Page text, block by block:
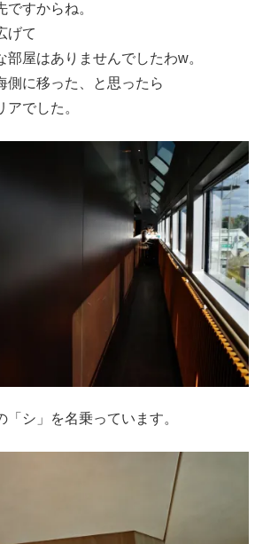
ですからね。
げて
屋はありませんでしたわw。
側に移った、と思ったら
でした。
シ」を名乗っています。